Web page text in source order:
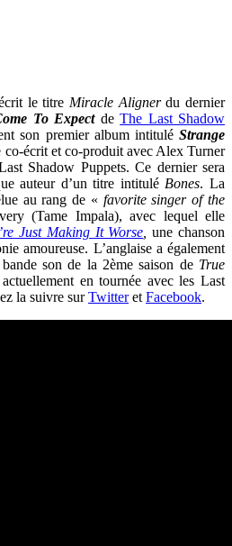
le titre Miracle Alignerdu dernier
To Expect deThe Last Shadow
son premier album intitulé Strange
co-écrit et co-produit avec Alex Turner
Shadow Puppets. Ce dernier sera
auteur d’un titre intitulé Bones. La
au rang de « favorite singer of the
(Tame Impala), avec lequel elle
Just Making It Worse une chanson
amoureuse. L’anglaise a également
son de la 2ème saison de True
en tournée avec les Last
la suivre surTwitteret Facebook.